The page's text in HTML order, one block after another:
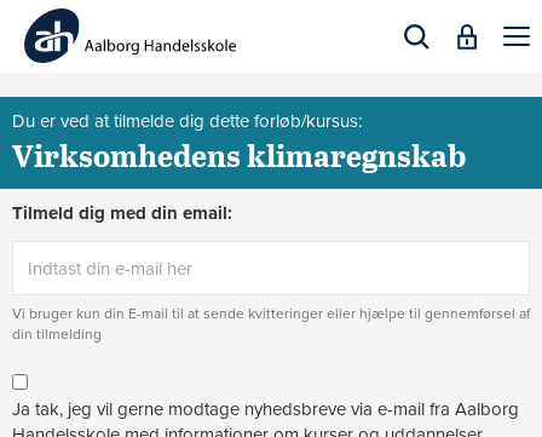
Du er ved at tilmelde dig dette forløb/kursus:
Virksomhedens klimaregnskab
Tilmeld dig med din email:
Vi bruger kun din E-mail til at sende kvitteringer eller hjælpe til gennemførsel af
din tilmelding
Ja tak, jeg vil gerne modtage nyhedsbreve via e-mail fra Aalborg